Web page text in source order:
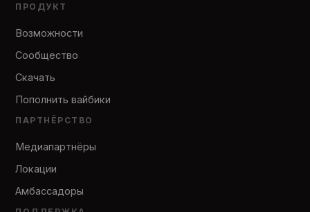
ПРОДУКТ
Возможности
Сообщество
Скачать
Пополнить вайбики
ПАРТНЁРСТВО
Медиапартнёры
Локации
Амбассадоры